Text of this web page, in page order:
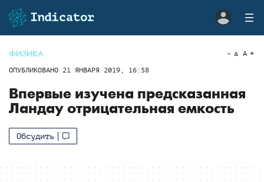
ФИЗИКА
ОПУБЛИКОВАНО 21 ЯНВАРЯ 2019, 16:58
a A
Впервые изучена предсказанная
Ландау отрицательная емкость
Обсудить